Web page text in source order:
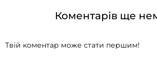
Коментарів ще
Твій коментар може стати першим!